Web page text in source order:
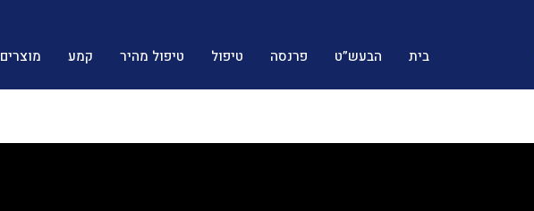
בית הבעש”ט פרנסה טיפול טיפול מהיר קמע מוצרים